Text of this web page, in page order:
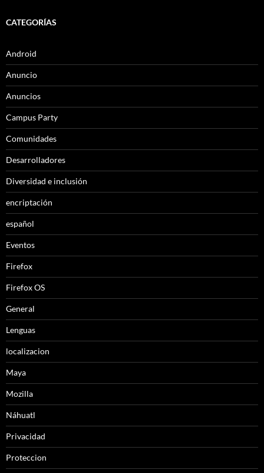
CATEGORÍAS
Android
Anuncio
Anuncios
Campus Party
Comunidades
Desarrolladores
Diversidad e inclusión
encriptación
español
Eventos
Firefox
Firefox OS
General
Lenguas
localizacion
Maya
Mozilla
Náhuatl
Privacidad
Proteccion